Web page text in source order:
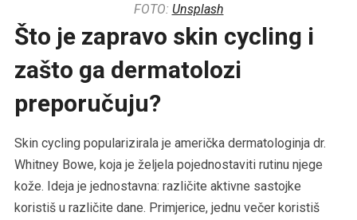
FOTO: Unsplash
Što je zapravo skin cycling i
zašto ga dermatolozi
preporučuju?
Skin cycling popularizirala je američka dermatologinja dr.
Whitney Bowe, koja je željela pojednostaviti rutinu njege
kože. Ideja je jednostavna: različite aktivne sastojke
koristiš u različite dane. Primjerice, jednu večer koristiš